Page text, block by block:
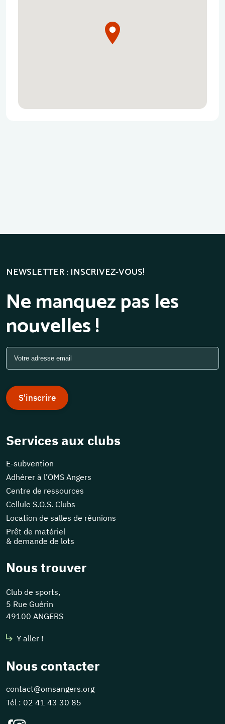
NEWSLETTER : INSCRIVEZ-VOUS!
Ne manquez pas les
nouvelles !
S'inscrire
Services aux clubs
E-subvention
Adhérer à l’OMS Angers
Centre de ressources
Cellule S.O.S. Clubs
Location de salles de réunions
Prêt de matériel
& demande de lots
Nous trouver
Club de sports,
5 Rue Guérin
49100 ANGERS
Y aller !
Nous contacter
contact@omsangers.org
Tél : 02 41 43 30 85